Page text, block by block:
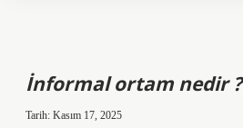
İnformal ortam nedir ?
Tarih: Kasım 17, 2025